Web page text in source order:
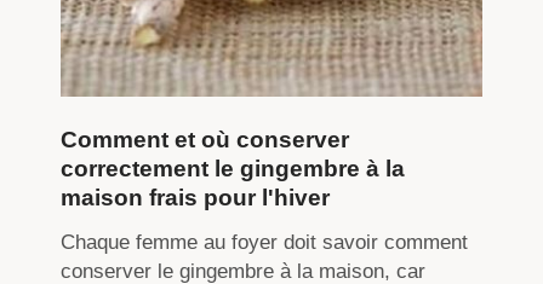
Comment et où conserver
correctement le gingembre à la
maison frais pour l'hiver
Chaque femme au foyer doit savoir comment
conserver le gingembre à la maison, car